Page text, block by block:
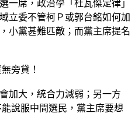
一席，政治學「杜瓦傑定律」
立委不管柯Ｐ或郭台銘如何加
小黨甚難匹敵；而黨主席提名
旁貸！
加大，統合力減弱；另一方
說服中間選民，黨主席要想